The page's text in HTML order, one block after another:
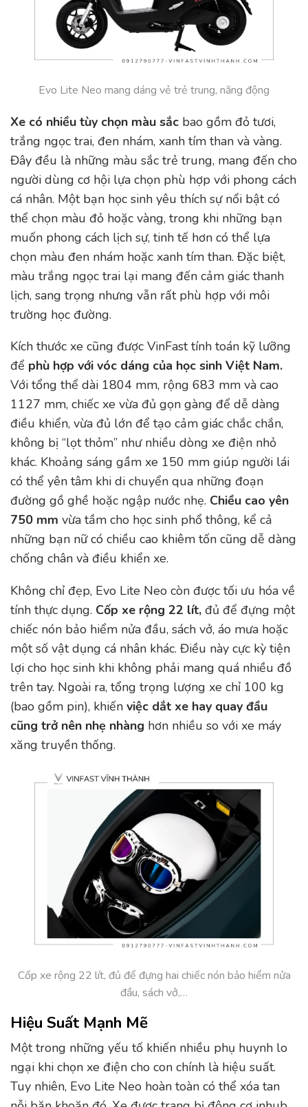
Evo Lite Neo mang dáng vẻ trẻ trung, năng động
Xe có nhiều tùy chọn màu sắc bao gồm đỏ tươi,
trắng ngọc trai, đen nhám, xanh tím than và vàng.
Đây đều là những màu sắc trẻ trung, mang đến cho
người dùng cơ hội lựa chọn phù hợp với phong cách
cá nhân. Một bạn học sinh yêu thích sự nổi bật có
thể chọn màu đỏ hoặc vàng, trong khi những bạn
muốn phong cách lịch sự, tinh tế hơn có thể lựa
chọn màu đen nhám hoặc xanh tím than. Đặc biệt,
màu trắng ngọc trai lại mang đến cảm giác thanh
lịch, sang trọng nhưng vẫn rất phù hợp với môi
trường học đường.
Kích thước xe cũng được VinFast tính toán kỹ lưỡng
để phù hợp với vóc dáng của học sinh Việt Nam.
Với tổng thể dài 1804 mm, rộng 683 mm và cao
1127 mm, chiếc xe vừa đủ gọn gàng để dễ dàng
điều khiển, vừa đủ lớn để tạo cảm giác chắc chắn,
không bị “lọt thỏm” như nhiều dòng xe điện nhỏ
khác. Khoảng sáng gầm xe 150 mm giúp người lái
có thể yên tâm khi di chuyển qua những đoạn
đường gồ ghề hoặc ngập nước nhẹ. Chiều cao yên
750 mm vừa tầm cho học sinh phổ thông, kể cả
những bạn nữ có chiều cao khiêm tốn cũng dễ dàng
chống chân và điều khiển xe.
Không chỉ đẹp, Evo Lite Neo còn được tối ưu hóa về
tính thực dụng. Cốp xe rộng 22 lít, đủ để đựng một
chiếc nón bảo hiểm nửa đầu, sách vở, áo mưa hoặc
một số vật dụng cá nhân khác. Điều này cực kỳ tiện
lợi cho học sinh khi không phải mang quá nhiều đồ
trên tay. Ngoài ra, tổng trọng lượng xe chỉ 100 kg
(bao gồm pin), khiến việc dắt xe hay quay đầu
cũng trở nên nhẹ nhàng hơn nhiều so với xe máy
xăng truyền thống.
Cốp xe rộng 22 lít, đủ để đựng hai chiếc nón bảo hiểm nửa
đầu, sách vở,…
Hiệu Suất Mạnh Mẽ
Một trong những yếu tố khiến nhiều phụ huynh lo
ngại khi chọn xe điện cho con chính là hiệu suất.
Tuy nhiên, Evo Lite Neo hoàn toàn có thể xóa tan